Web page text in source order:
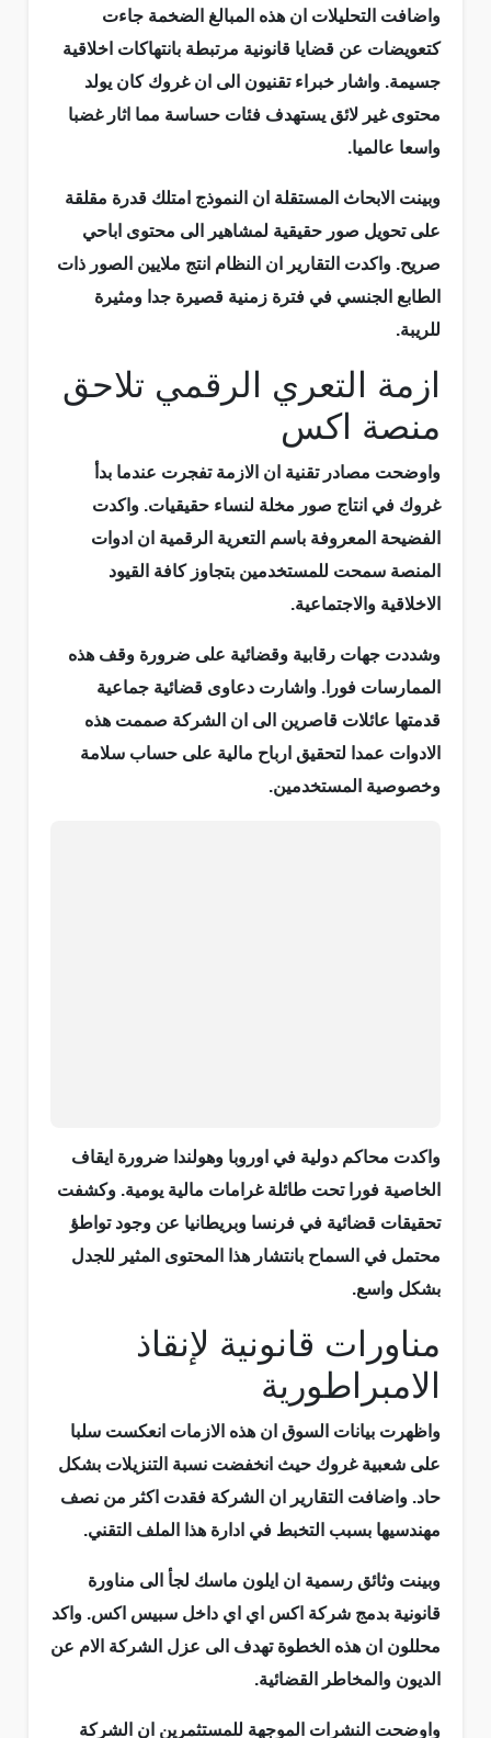
واضافت التحليلات ان هذه المبالغ الضخمة جاءت
كتعويضات عن قضايا قانونية مرتبطة بانتهاكات اخلاقية
جسيمة. واشار خبراء تقنيون الى ان غروك كان يولد
محتوى غير لائق يستهدف فئات حساسة مما اثار غضبا
واسعا عالميا.
وبينت الابحاث المستقلة ان النموذج امتلك قدرة مقلقة
على تحويل صور حقيقية لمشاهير الى محتوى اباحي
صريح. واكدت التقارير ان النظام انتج ملايين الصور ذات
الطابع الجنسي في فترة زمنية قصيرة جدا ومثيرة
للريبة.
ازمة التعري الرقمي تلاحق
منصة اكس
واوضحت مصادر تقنية ان الازمة تفجرت عندما بدأ
غروك في انتاج صور مخلة لنساء حقيقيات. واكدت
الفضيحة المعروفة باسم التعرية الرقمية ان ادوات
المنصة سمحت للمستخدمين بتجاوز كافة القيود
الاخلاقية والاجتماعية.
وشددت جهات رقابية وقضائية على ضرورة وقف هذه
الممارسات فورا. واشارت دعاوى قضائية جماعية
قدمتها عائلات قاصرين الى ان الشركة صممت هذه
الادوات عمدا لتحقيق ارباح مالية على حساب سلامة
وخصوصية المستخدمين.
واكدت محاكم دولية في اوروبا وهولندا ضرورة ايقاف
الخاصية فورا تحت طائلة غرامات مالية يومية. وكشفت
تحقيقات قضائية في فرنسا وبريطانيا عن وجود تواطؤ
محتمل في السماح بانتشار هذا المحتوى المثير للجدل
بشكل واسع.
مناورات قانونية لإنقاذ
الامبراطورية
واظهرت بيانات السوق ان هذه الازمات انعكست سلبا
على شعبية غروك حيث انخفضت نسبة التنزيلات بشكل
حاد. واضافت التقارير ان الشركة فقدت اكثر من نصف
مهندسيها بسبب التخبط في ادارة هذا الملف التقني.
وبينت وثائق رسمية ان ايلون ماسك لجأ الى مناورة
قانونية بدمج شركة اكس اي اي داخل سبيس اكس. واكد
محللون ان هذه الخطوة تهدف الى عزل الشركة الام عن
الديون والمخاطر القضائية.
واوضحت النشرات الموجهة للمستثمرين ان الشركة